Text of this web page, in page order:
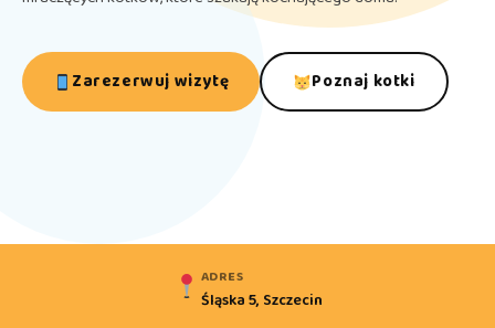
Zarezerwuj wizytę Poznaj kotki
ADRES
Śląska 5, Szczecin